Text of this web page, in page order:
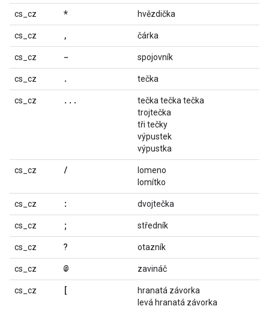
cs_cz * hvězdička
cs_cz , čárka
cs_cz - spojovník
cs_cz . tečka
cs_cz ...
tečka tečka tečka
trojtečka
tři tečky
výpustek
výpustka
cs_cz /
lomeno
lomítko
cs_cz : dvojtečka
cs_cz ; středník
cs_cz ? otazník
cs_cz @ zavináč
cs_cz [
hranatá závorka
levá hranatá závorka